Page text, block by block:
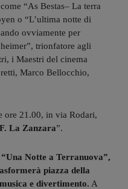
“As Bestas– La terra
o “L’ultima notte di
ovviamente per
trionfatore agli
i Maestri del cinema
Marco Bellocchio,
ore 21.00, in via Rodari,
La Zanzara”.
Notte a Terranuova”,
piazza della
e divertimento. A